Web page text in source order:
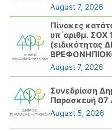
August 7, 2026
Πίνακες
υπ΄αριθμ.
(ειδικότητας
August 7, 2026
Συνεδρίαση
Παρασκευή 07
August 5, 2026